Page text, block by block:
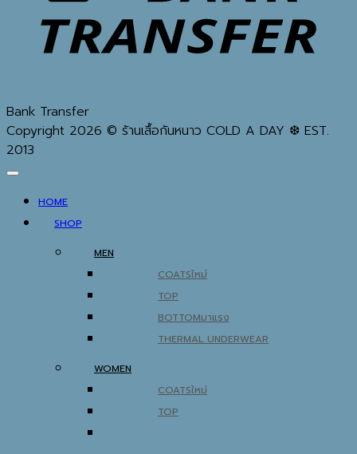
Bank Transfer
Copyright 2026 © ร้านเสื้อกันหนาว COLD A DAY ❆ EST.
2013
HOME
SHOP
MEN
COATS
TOP
BOTTOM
THERMAL UNDERWEAR
WOMEN
COATS
TOP